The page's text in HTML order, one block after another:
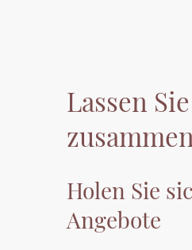
Lassen
Holen Sie
Angebote